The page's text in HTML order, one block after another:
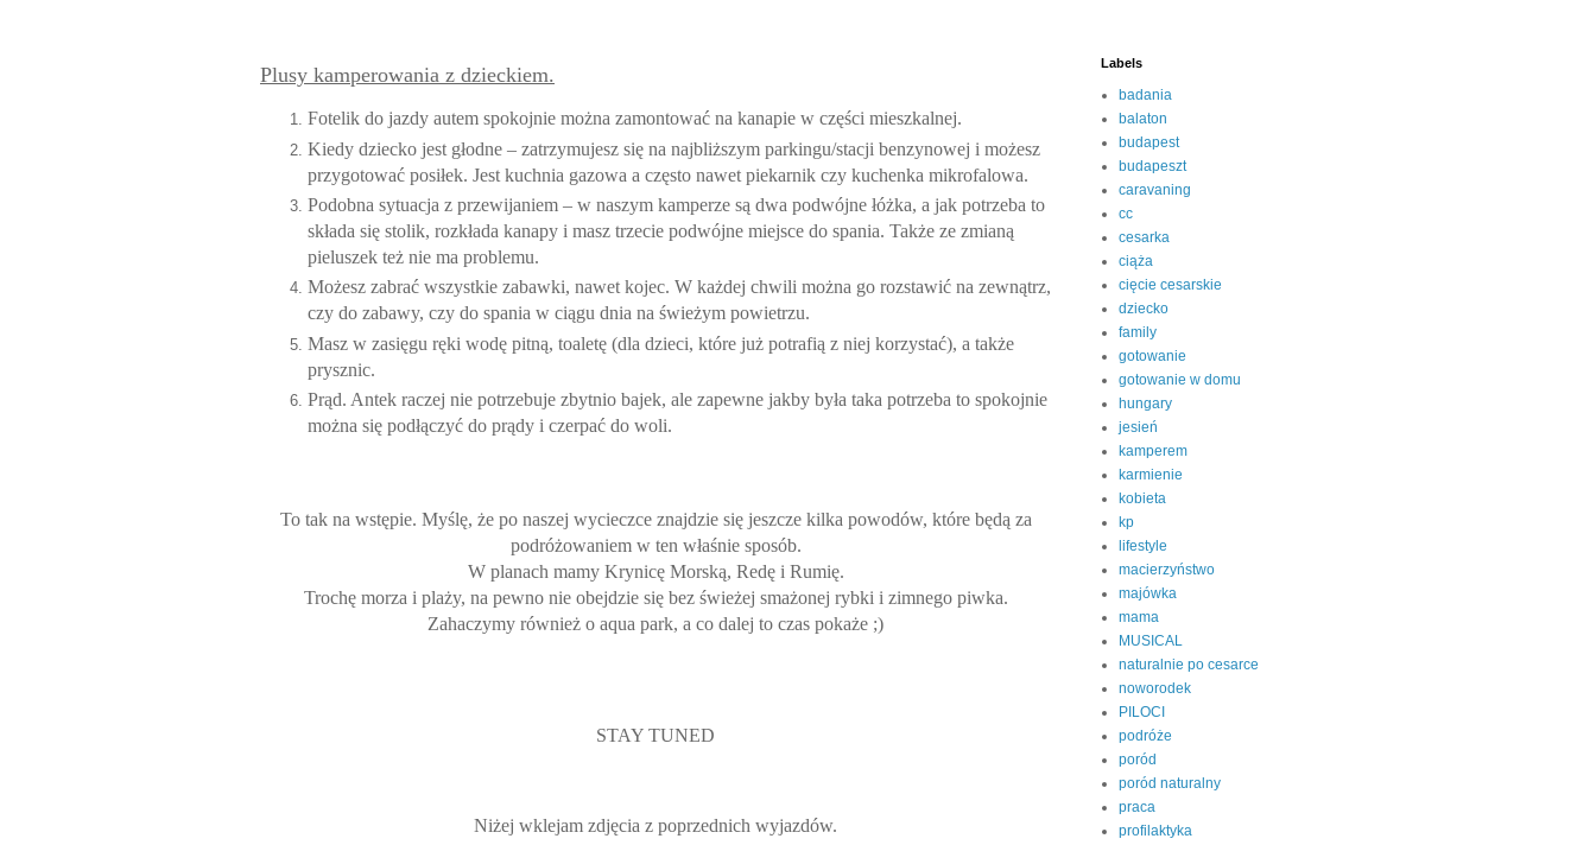
Plusy kamperowania z dzieckiem.
Fotelik do jazdy autem spokojnie można zamontować na kanapie w części mieszkalnej.
Kiedy dziecko jest głodne – zatrzymujesz się na najbliższym parkingu/stacji benzynowej i możesz
przygotować posiłek. Jest kuchnia gazowa a często nawet piekarnik czy kuchenka mikrofalowa.
Podobna sytuacja z przewijaniem – w naszym kamperze są dwa podwójne łóżka, a jak potrzeba to
składa się stolik, rozkłada kanapy i masz trzecie podwójne miejsce do spania. Także ze zmianą
pieluszek też nie ma problemu.
Możesz zabrać wszystkie zabawki, nawet kojec. W każdej chwili można go rozstawić na zewnątrz,
czy do zabawy, czy do spania w ciągu dnia na świeżym powietrzu.
Masz w zasięgu ręki wodę pitną, toaletę (dla dzieci, które już potrafią z niej korzystać), a także
prysznic.
Prąd. Antek raczej nie potrzebuje zbytnio bajek, ale zapewne jakby była taka potrzeba to spokojnie
można się podłączyć do prądy i czerpać do woli.
To tak na wstępie. Myślę, żepo naszej wycieczce znajdzie się jeszcze kilka powodów, które będą za
podróżowaniem w ten właśnie sposób.
W planach mamy Krynicę Morską, Redę i Rumię.
Trochę morza i plaży, na pewno nie obejdzie się bez świeżej smażonej rybki i zimnego piwka.
Zahaczymy również o aqua park, a co dalej to czas pokaże ;)
STAY TUNED
Niżej wklejam zdjęcia z poprzednich wyjazdów.
Labels
badania
balaton
budapest
budapeszt
caravaning
cc
cesarka
ciąża
cięcie cesarskie
dziecko
family
gotowanie
gotowanie w domu
hungary
jesień
kamperem
karmienie
kobieta
kp
lifestyle
macierzyństwo
majówka
mama
MUSICAL
naturalnie po cesarce
noworodek
PILOCI
podróże
poród
poród naturalny
praca
profilaktyka